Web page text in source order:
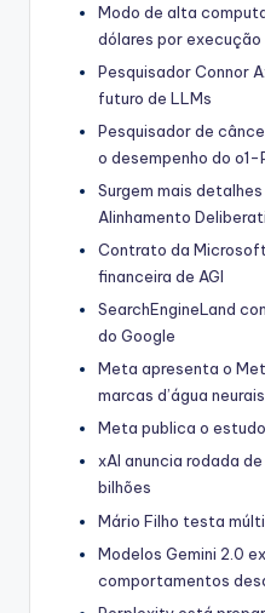
Modo de alta
dólares por execução
Pesquisador Connor
futuro de LLMs
Pesquisador de
o desempenho do
Surgem mais
Alinhamento
Contrato da
financeira de AGI
SearchEngineLand
do Google
Meta apresenta o
marcas d’água neurais
Meta publica o
xAI anuncia rodada
bilhões
Mário Filho testa
Modelos Gemini 2.0
comportamentos